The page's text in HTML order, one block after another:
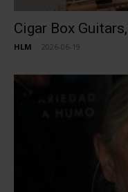
Cigar Box
HLM 2026-06-19